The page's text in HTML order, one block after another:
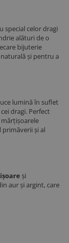
celor dragi
alături de o
bijuterie
și pentru a
lumină în suflet
dragi. Perfect
și al
și
aur și argint, care